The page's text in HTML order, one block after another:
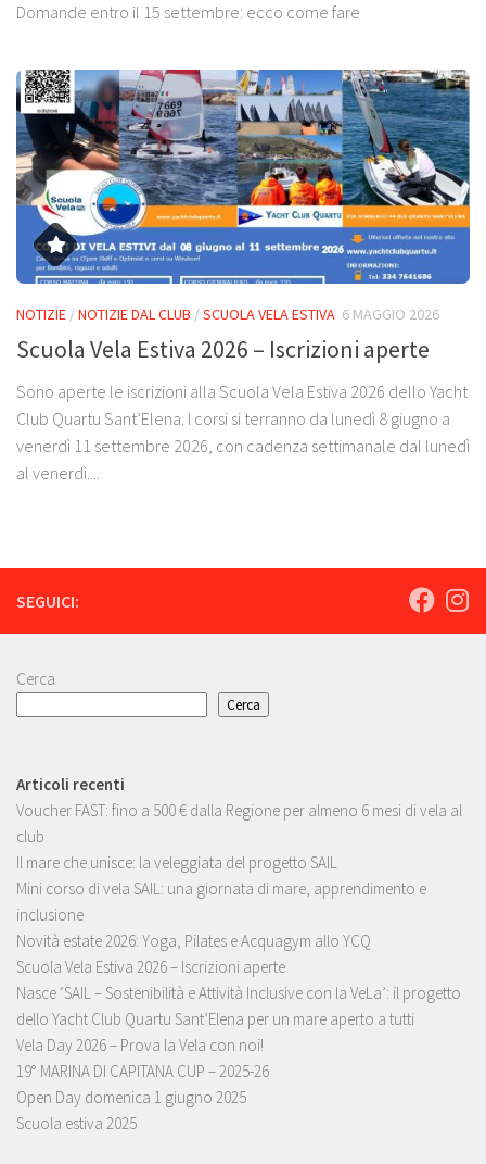
Domande entro il 15 settembre: ecco come fare
NOTIZIE /NOTIZIE DAL CLUB /SCUOLA VELA ESTIVA 6 MAGGIO 2026
Scuola Vela Estiva 2026 – Iscrizioni aperte
Sono aperte le iscrizioni alla Scuola Vela Estiva 2026 dello Yacht
Club Quartu Sant’Elena. I corsi si terranno da lunedì 8 giugno a
venerdì 11 settembre 2026, con cadenza settimanale dal lunedì
al venerdì....
SEGUICI:
Cerca
Cerca
Articoli recenti
Voucher FAST: fino a 500 € dalla Regione per almeno 6 mesi di vela al
club
Il mare che unisce: la veleggiata del progetto SAIL
Mini corso di vela SAIL: una giornata di mare, apprendimento e
inclusione
Novità estate 2026: Yoga, Pilates e Acquagym allo YCQ
Scuola Vela Estiva 2026 – Iscrizioni aperte
Nasce ‘SAIL – Sostenibilità e Attività Inclusive con la VeLa’: il progetto
dello Yacht Club Quartu Sant’Elena per un mare aperto a tutti
Vela Day 2026 – Prova la Vela con noi!
19° MARINA DI CAPITANA CUP – 2025-26
Open Day domenica 1 giugno 2025
Scuola estiva 2025